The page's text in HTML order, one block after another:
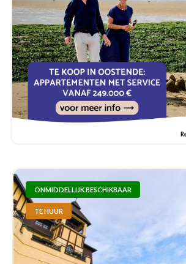
ONMIDDELLIJK BESCHIKBAAR
TE HUUR